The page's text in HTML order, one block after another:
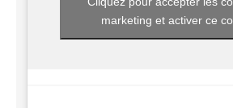
marketing et activer ce